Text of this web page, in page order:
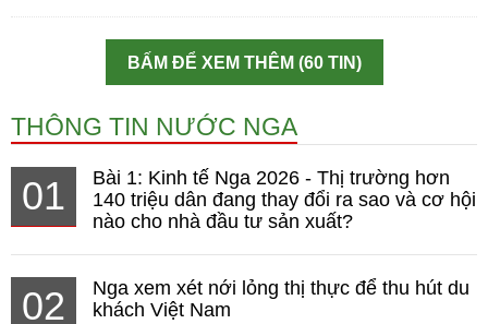
BẤM ĐỂ XEM THÊM (60 TIN)
THÔNG TIN NƯỚC NGA
01
Bài 1: Kinh tế Nga 2026 - Thị trường hơn
140 triệu dân đang thay đổi ra sao và cơ hội
nào cho nhà đầu tư sản xuất?
02
Nga xem xét nới lỏng thị thực để thu hút du
khách Việt Nam